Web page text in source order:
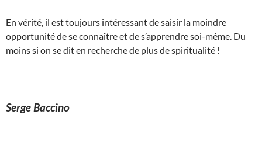
En vérité, il est toujours intéressant de saisir la moindre
opportunité de se connaître et de s’apprendre soi-même. Du
moins si on se dit en recherche de plus de spiritualité !
Serge Baccino